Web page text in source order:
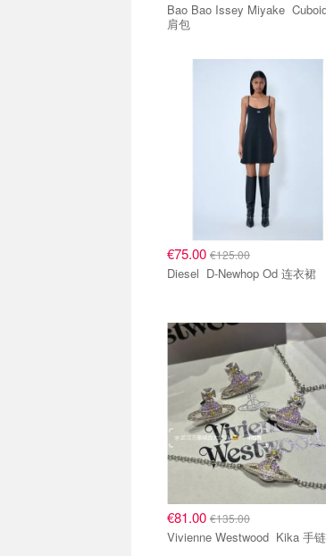
Bao Bao Issey Miyake Cuboid 单
肩包
€75.00 €125.00
Diesel D-Newhop Od 连衣裙
€81.00 €135.00
Vivienne Westwood Kika 手链